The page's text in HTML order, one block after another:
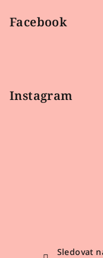
Facebook
Instagram
Sledovat